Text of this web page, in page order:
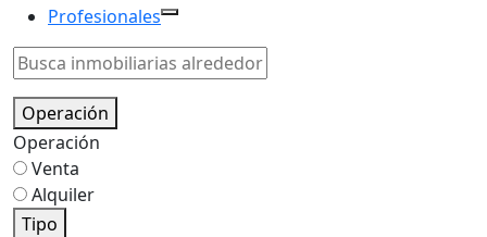
Profesionales
Operación
Operación
Venta
Alquiler
Tipo